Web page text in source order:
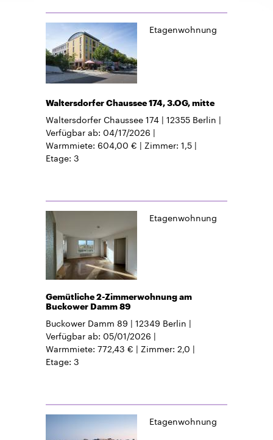
Etagenwohnung
Waltersdorfer Chaussee 174, 3.OG, mitte
Waltersdorfer Chaussee 174 12355 Berlin
Verfügbar ab 04/17/2026
Warmmiete 604,00 € Zimmer 1,5
Etage 3
Etagenwohnung
Gemütliche 2-Zimmerwohnung am
Buckower Damm 89
Buckower Damm 89 12349 Berlin
Verfügbar ab 05/01/2026
Warmmiete 772,43 € Zimmer 2,0
Etage 3
Etagenwohnung